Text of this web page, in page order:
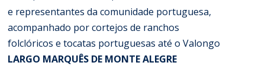
e representantes da comunidade portuguesa,
acompanhado por cortejos de ranchos
folclóricos e tocatas portuguesas até o Valongo
LARGO MARQUÊS DE MONTE ALEGRE